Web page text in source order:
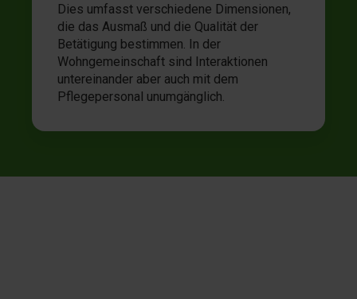
Dies umfasst verschiedene Dimensionen,
die das Ausmaß und die Qualität der
Betätigung bestimmen. In der
Wohngemeinschaft sind Interaktionen
untereinander aber auch mit dem
Pflegepersonal unumgänglich.